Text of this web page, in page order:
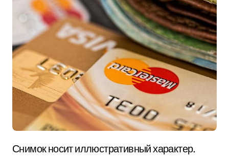
Снимок носит иллюстративный характер.